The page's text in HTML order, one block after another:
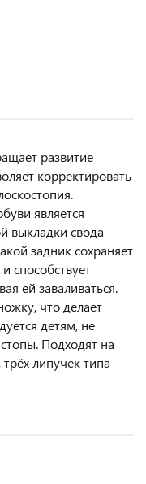
развитие
корректировать
является
выкладки свода
задник сохраняет
способствует
ей заваливаться.
что делает
детям, не
Подходят на
липучек типа